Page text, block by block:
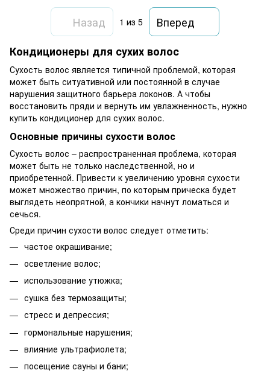
Назад 1 из 5
Вперед
Кондиционеры для сухих волос
Сухость волос является типичной проблемой, которая
может быть ситуативной или постоянной в случае
нарушения защитного барьера локонов. А чтобы
восстановить пряди и вернуть им увлажненность, нужно
купить кондиционер для сухих волос.
Основные причины сухости волос
Сухость волос – распространенная проблема, которая
может быть не только наследственной, но и
приобретенной. Привести к увеличению уровня сухости
может множество причин, по которым прическа будет
выглядеть неопрятной, а кончики начнут ломаться и
сечься.
Среди причин сухости волос следует отметить:
частое окрашивание;
осветление волос;
использование утюжка;
сушка без термозащиты;
стресс и депрессия;
гормональные нарушения;
влияние ультрафиолета;
посещение сауны и бани;